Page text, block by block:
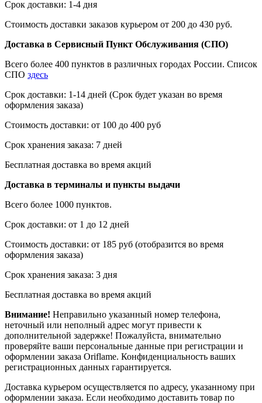
Срок доставки: 1-4 дня
Стоимость доставки заказов курьером от 200 до 430 руб.
Доставка в Сервисный Пункт Обслуживания (СПО)
Всего более 400 пунктов в различных городах России. Список
СПО здесь
Срок доставки: 1-14 дней (Срок будет указан во время
оформления заказа)
Стоимость доставки: от 100 до 400 руб
Срок хранения заказа: 7 дней
Бесплатная доставка во время акций
Доставка в терминалы и пункты выдачи
Всего более 1000 пунктов.
Срок доставки: от 1 до 12 дней
Стоимость доставки: от 185 руб (отобразится во время
оформления заказа)
Срок хранения заказа: 3 дня
Бесплатная доставка во время акций
Внимание! Неправильно указанный номер телефона,
неточный или неполный адрес могут привести к
дополнительной задержке! Пожалуйста, внимательно
проверяйте ваши персональные данные при регистрации и
оформлении заказа Oriflame. Конфиденциальность ваших
регистрационных данных гарантируется.
Доставка курьером осуществляется по адресу, указанному при
оформлении заказа. Если необходимо доставить товар по